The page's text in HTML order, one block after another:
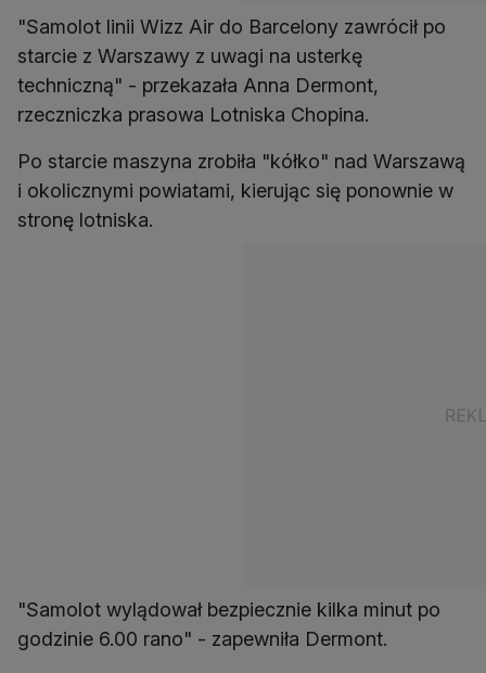
"Samolot linii Wizz Air do Barcelony zawrócił po
starcie z Warszawy z uwagi na usterkę
techniczną" - przekazała Anna Dermont,
rzeczniczka prasowa Lotniska Chopina.
Po starcie maszyna zrobiła "kółko" nad Warszawą
i okolicznymi powiatami, kierując się ponownie w
stronę lotniska.
"Samolot wylądował bezpiecznie kilka minut po
godzinie 6.00 rano" - zapewniła Dermont.